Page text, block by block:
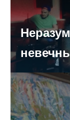
ФАС занялась
млн
Азаров уволил
Самарские
очередную